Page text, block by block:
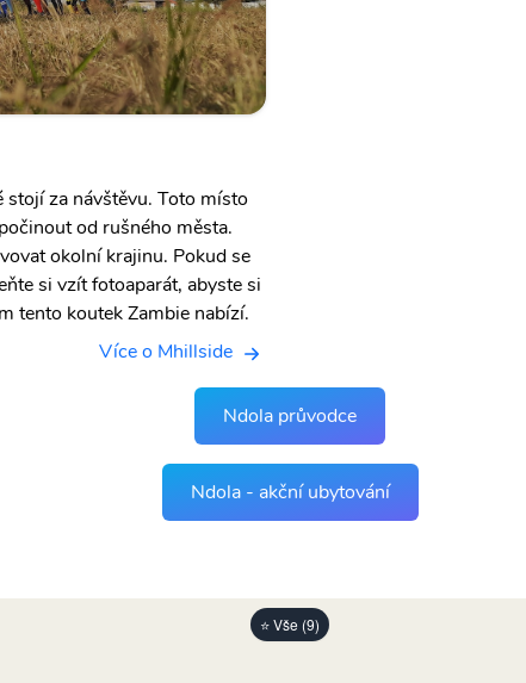
za návštěvu. Toto místo
od rušného města.
okolní krajinu. Pokud se
si vzít fotoaparát, abyste si
tento koutek Zambie nabízí.
Více o Mhillside
Ndola průvodce
Ndola - akční ubytování
⭐ Vše (9)